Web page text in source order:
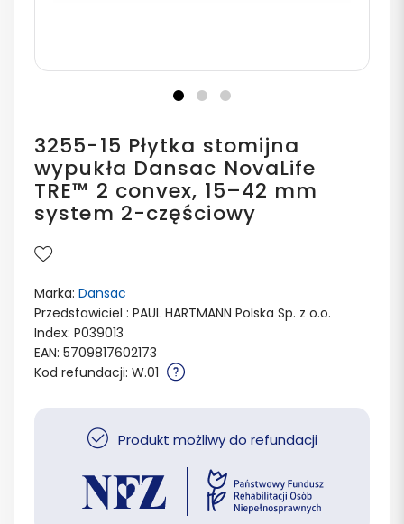
3255-15 Płytka stomijna
wypukła Dansac NovaLife
TRE™ 2 convex, 15–42 mm
system 2-częściowy
Marka: Dansac
Przedstawiciel : PAUL HARTMANN Polska Sp. z o.o.
Index: P039013
EAN: 5709817602173
Kod refundacji: W.01
Produkt możliwy do refundacji